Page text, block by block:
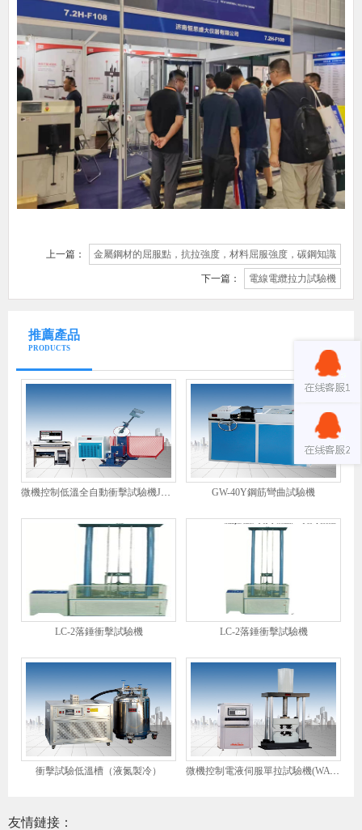
上一篇： 金屬鋼材的屈服點，抗拉強度，材料屈服強度，碳鋼知識
下一篇： 電線電纜拉力試驗機
推薦產品
PRODUCTS
微機控制低溫全自動衝擊試驗機JBDW-300Y GW-40Y鋼筋彎曲試驗機
LC-2落錘衝擊試驗機 LC-2落錘衝擊試驗機
衝擊試驗低溫槽（液氮製冷） 微機控制電液伺服單拉試驗機(WAW-L系列）
友情鏈接：